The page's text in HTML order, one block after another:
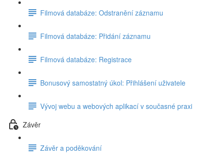
Filmová databáze: Odstranění záznamu
Filmová databáze: Přidání záznamu
Filmová databáze: Registrace
Bonusový samostatný úkol: Přihlášení uživatele
Vývoj webu a webových aplikací v současné praxi
Závěr
Závěr a poděkování